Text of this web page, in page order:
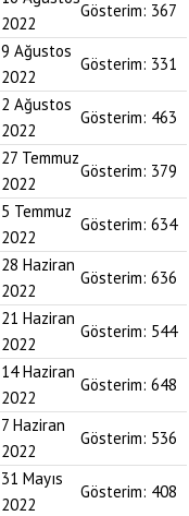
2022
Gösterim: 367
9 Ağustos
2022
Gösterim: 331
2 Ağustos
2022
Gösterim: 463
27 Temmuz
2022
Gösterim: 379
5 Temmuz
2022
Gösterim: 634
28 Haziran
2022
Gösterim: 636
21 Haziran
2022
Gösterim: 544
14 Haziran
2022
Gösterim: 648
7 Haziran
2022
Gösterim: 536
31 Mayıs
2022
Gösterim: 408